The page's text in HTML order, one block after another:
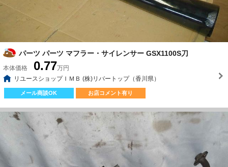
パーツ パーツ マフラー・サイレンサー GSX1100S刀
本体価格 0.77万円
リユースショップＩＭＢ (株)リバートップ（香川県）
メール商談OK お店コメント有り